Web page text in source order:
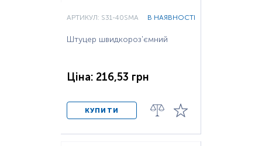
АРТИКУЛ: S31-40SMA В НАЯВНОСТІ
Штуцер швидкороз'ємний
Ціна: 216,53 грн
КУПИТИ